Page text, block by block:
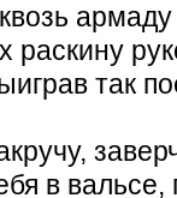
раскину
так
в вальсе,